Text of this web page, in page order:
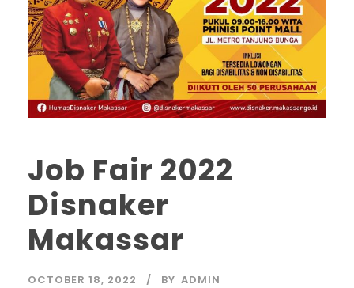
Job Fair 2022
Disnaker
Makassar
OCTOBER 18, 2022 BY ADMIN